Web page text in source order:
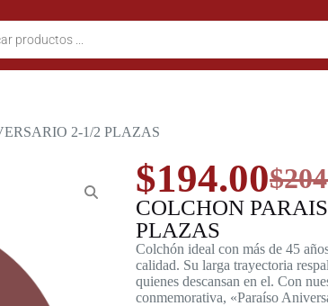
2-1/2 PLAZAS
$
$194.00
COLCHON
PLAZAS
Colchón ideal con más de 45
calidad. Su larga trayectoria
quienes descansan en el. Con
conmemorativa, «Paraíso